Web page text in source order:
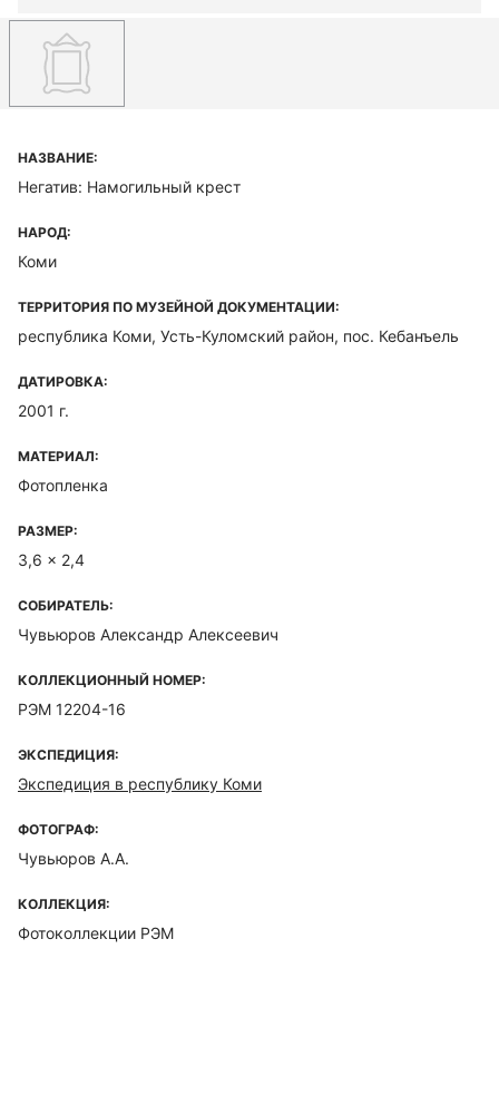
НАЗВАНИЕ:
Негатив: Намогильный крест
НАРОД:
Коми
ТЕРРИТОРИЯ ПО МУЗЕЙНОЙ ДОКУМЕНТАЦИИ:
республика Коми, Усть-Куломский район, пос. Кебанъель
ДАТИРОВКА:
2001 г.
МАТЕРИАЛ:
Фотопленка
РАЗМЕР:
3,6 x 2,4
СОБИРАТЕЛЬ:
Чувьюров Александр Алексеевич
КОЛЛЕКЦИОННЫЙ НОМЕР:
РЭМ 12204-16
ЭКСПЕДИЦИЯ:
Экспедиция в республику Коми
ФОТОГРАФ:
Чувьюров А.А.
КОЛЛЕКЦИЯ:
Фотоколлекции РЭМ